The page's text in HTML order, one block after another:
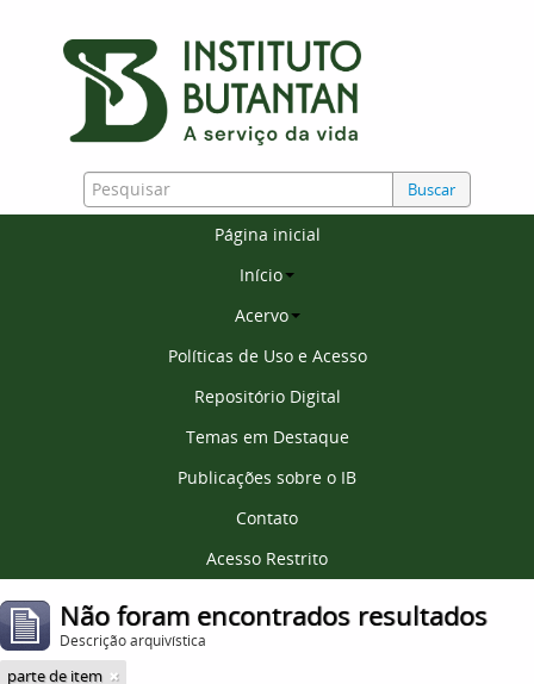
Buscar
Página inicial
Início
Acervo
Políticas de Uso e Acesso
Repositório Digital
Temas em Destaque
Publicações sobre o IB
Contato
Acesso Restrito
Não foram encontrados resultados
Descrição arquivística
parte de item